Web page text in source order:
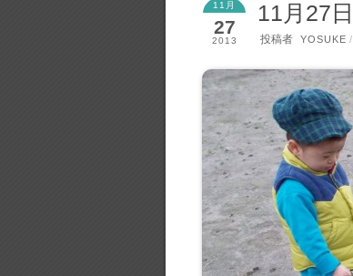
11月
27
2013
11月27日
投稿者 YOSUKE /